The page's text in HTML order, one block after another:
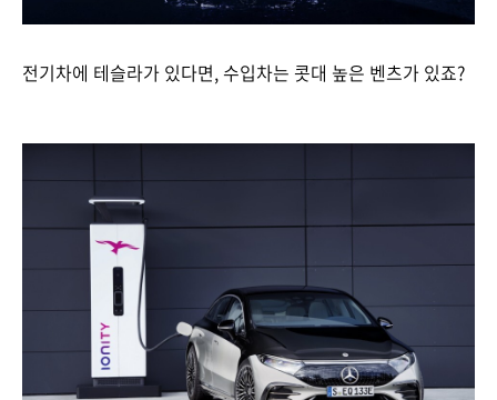
전기차에 테슬라가 있다면, 수입차는 콧대 높은 벤츠가 있죠?